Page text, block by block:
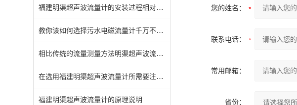
福建明渠超声波流量计的安装过程相对简单便捷
教你该如何选择污水电磁流量计千万不要错过了
相比传统的流量测量方法明渠超声波流量计具有的优势分享
在选用福建明渠超声波流量计所需要注意的问题
福建明渠超声波流量计的原理说明
您的姓名：
联系电话：
常用邮箱：
省份：